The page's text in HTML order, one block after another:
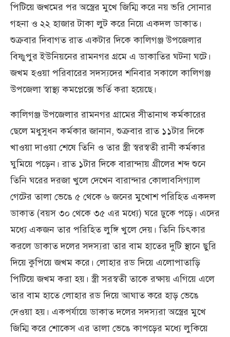
পিটিয়ে জখমের পর অস্ত্রের মুখে জিম্মি করে নয় ভরি সোনার
গহনা ও ২২ হাজার টাকা লুট করে নিয়ে একদল ডাকাত।
শুক্রবার দিবাগত রাত একটার দিকে কালিগঞ্জ উপজেলার
বিষ্ণুপুর ইউনিয়নের রামনগর গ্রমে এ ডাকাতির ঘটনা ঘটে।
জখম হওয়া পরিবারের সদস্যদের শনিবার সকালে কালিগঞ্জ
উপজেলা স্বাস্থ্য কমপ্লেক্সে ভর্তি করা হয়েছে।
কালিগঞ্জ উপজেলার রামনগর গ্রামের সীতানাথ কর্মকারের
ছেলে মধুসুধন কর্মকার জানান, শুক্রবার রাত ১১টার দিকে
খাওয়া দাওয়া শেষে তিনি ও তার স্ত্রী স্বরস্বতী রানী কর্মকার
ঘুমিয়ে পড়েন। রাত ১টার দিকে বারান্দায় গ্রীলের শব্দ শুনে
তিনি ঘরের দরজা খুলে দেখেন বারান্দার কোলাবসিগ্যাল
গেটের তালা ভেঙে ৫ থেকে ৬ জনের মুখোশ পরিহিত একদল
ডাকাত (বয়স ৩০ থেকে ৩৫ এর মধ্যে) ঘরে ঢুকে পড়ে। এদের
মধ্যে একজন তার পরিহিত লুঙ্গি খুলে দেয়। তিনি চিৎকার
করলে ডাকাত দলের সদস্যরা তার বাম হাতের দুটি স্থানে ছুরি
দিয়ে কুপিয়ে জখম করে। লোহার রড দিয়ে এলোপাতাড়ি
পিটিয়ে জখম করা হয়। স্ত্রী সরস্বতী তাকে রক্ষায় এগিয়ে এলে
তার বাম হাতে লোহার রড দিয়ে আঘাত করে হাড় ভেঙে
দেওয়া হয়। একপর্যায়ে ডাকাত দলের সদস্যরা অস্ত্রের মুখে
জিম্মি করে শোকেস এর তালা ভেঙে কাপড়ের মধ্যে লুকিয়ে